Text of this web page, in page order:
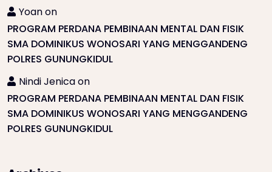
Yoanon
PROGRAM PERDANA PEMBINAAN MENTAL DAN FISIK
SMA DOMINIKUS WONOSARI YANG MENGGANDENG
POLRES GUNUNGKIDUL
Nindi Jenicaon
PROGRAM PERDANA PEMBINAAN MENTAL DAN FISIK
SMA DOMINIKUS WONOSARI YANG MENGGANDENG
POLRES GUNUNGKIDUL